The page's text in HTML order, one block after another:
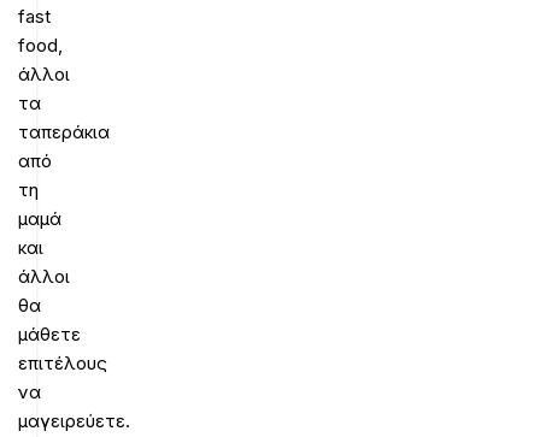
fast
food,
άλλοι
τα
ταπεράκια
από
τη
μαμά
και
άλλοι
θα
μάθετε
επιτέλους
να
μαγειρεύετε.